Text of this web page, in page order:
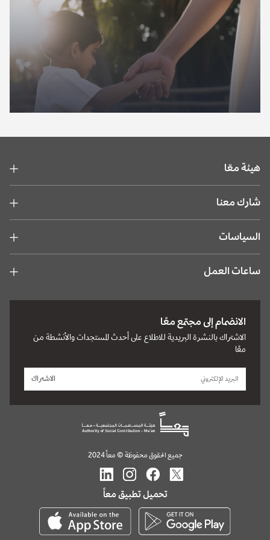
الشراكة مع القطاع الحكومي ومؤسسات القطاع الثالث لإنشاء وتوفير
حلول مبتكرة تعالج الأولويات الاجتماعية في أبوظبي. استثمر في
الشراكات المؤثرة التي تقود التقدم المجتمعي المستدام. إن تأثير نموذج
العقود الاجتماعية في هيئة المساهمات المجتمعية - معاً يمتد إلى ما هو
أبعد من المجتمعات - فهو شراكة استراتيجية تتعاون فيها الجهات
الحكومية وأصحاب المصلحة لوضع حلول مبتكرة تعالج الأولويات
الاجتماعية المركبة. انضم إلينا لإعادة صياغة مفهوم الأثر المجتمعي.
تمكين المسؤولية المجتمعية للشركات
اعرف المزيد
هيئة معّا
شارك معنا
السياسات
ساعات العمل
الانضمام إلى مجتمع معًا
الاشتراك بالنشرة البريدية للاطلاع على أحدث المستجدات والأنشطة من
معًا
الاشتراك
جميع الحقوق محفوظة © معاً 2024
تحميل تطبيق معاً